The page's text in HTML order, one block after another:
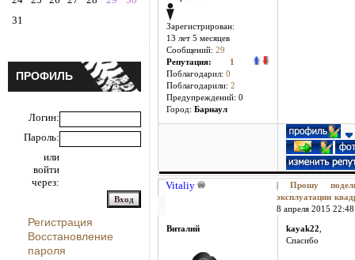
31
ПРОФИЛЬ
Логин:
Пароль:
или
войти
через:
Регистрация
Восстановление
пароля
Зарегистрирован:
13 лет 5 месяцев
Сообщений: 29
Репутация:
1
Поблагодарил: 0
Поблагодарили: 2
Предупреждений: 0
Город: Барнаул
Vitaliy |Прошу
эксплуатации
8 апреля 2015 22:48
Виталий kayak22
Спасибо